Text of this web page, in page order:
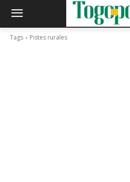
Tags Pistes rurales